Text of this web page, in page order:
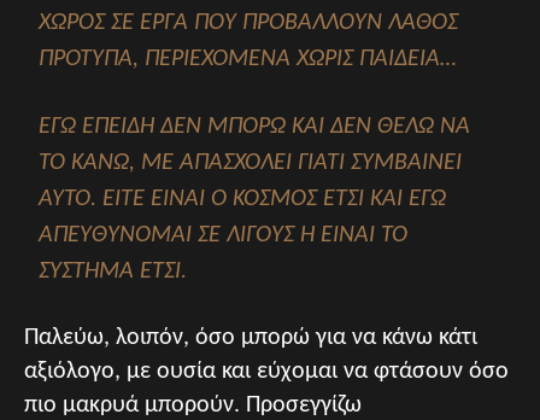
ΧΏΡΟΣ ΣΕ ΈΡΓΑ ΠΟΥ ΠΡΟΒΆΛΛΟΥΝ ΛΆΘΟΣ
ΠΡΌΤΥΠΑ, ΠΕΡΙΕΧΌΜΕΝΑ ΧΩΡΊΣ ΠΑΙΔΕΊΑ…
ΕΓΏ ΕΠΕΙΔΉ ΔΕΝ ΜΠΟΡΏ ΚΑΙ ΔΕΝ ΘΈΛΩ ΝΑ
ΤΟ ΚΆΝΩ, ΜΕ ΑΠΑΣΧΟΛΕΊ ΓΙΑΤΊ ΣΥΜΒΑΊΝΕΙ
ΑΥΤΌ. ΕΊΤΕ ΕΊΝΑΙ Ο ΚΌΣΜΟΣ ΈΤΣΙ ΚΑΙ ΕΓΏ
ΑΠΕΎΘΥΝΟΜΑΙ ΣΕ ΛΊΓΟΥΣ Ή ΕΊΝΑΙ ΤΟ Σ
ΎΣΤΗΜΑ ΈΤΣΙ.
Παλεύω, λοιπόν, όσο μπορώ για να κάνω κάτι
αξιόλογο, με ουσία και εύχομαι να φτάσουν όσο
πιο μακρυά μπορούν. Προσεγγίζω